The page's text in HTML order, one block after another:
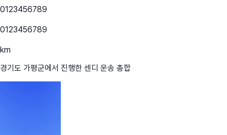
0123456789
0123456789
km
경기도 가평군에서 진행한 센디 운송 총합